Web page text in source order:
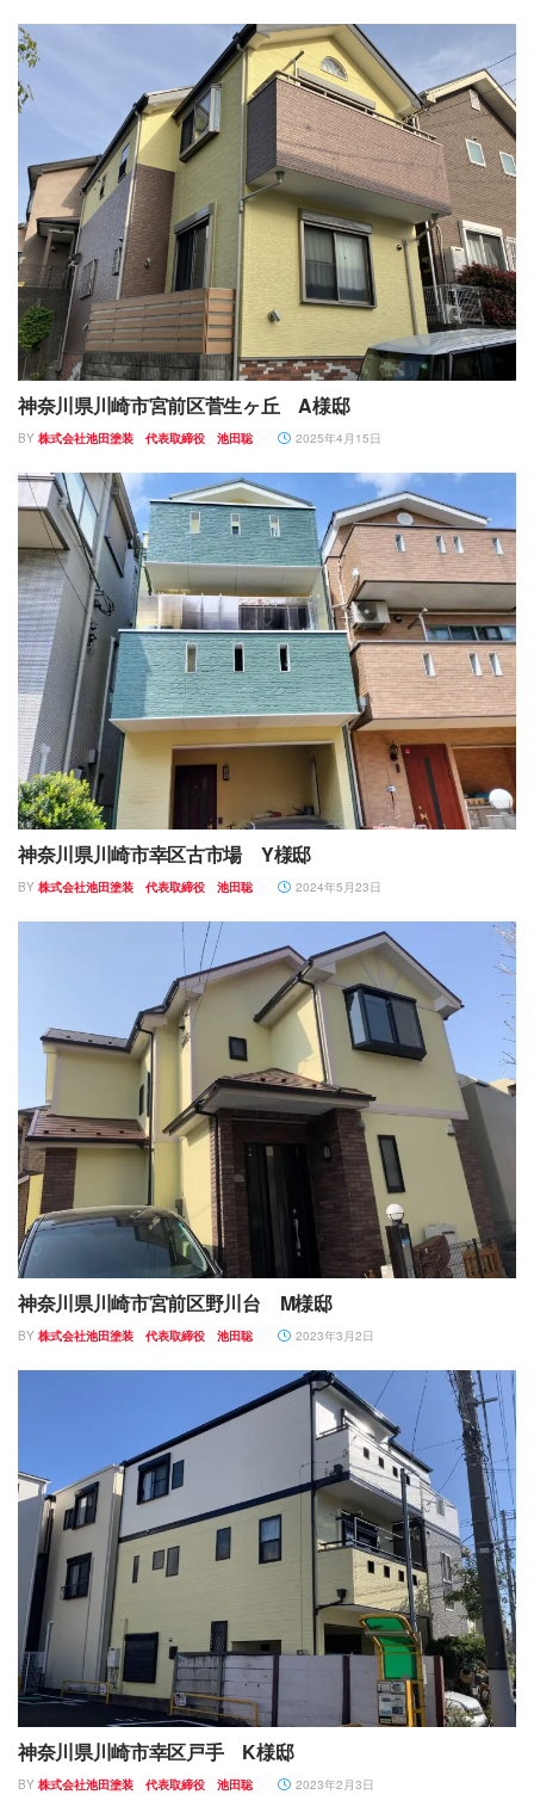
神奈川県川崎市宮前区菅生ヶ丘 A様邸
BY 株式会社池田塗装 代表取締役 池田聡 2025年4月15日
神奈川県川崎市幸区古市場 Y様邸
BY 株式会社池田塗装 代表取締役 池田聡 2024年5月23日
神奈川県川崎市宮前区野川台 M様邸
BY 株式会社池田塗装 代表取締役 池田聡 2023年3月2日
神奈川県川崎市幸区戸手 K様邸
BY 株式会社池田塗装 代表取締役 池田聡 2023年2月3日